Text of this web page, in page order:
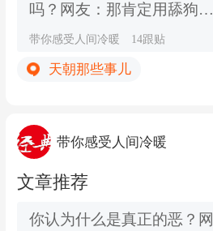
吗？网友：那肯定用舔狗的
态度啊，越看不起越舔
带你感受人间冷暖 14跟贴
天朝那些事儿
带你感受人间冷暖
文章推荐
你认为什么是真正的恶？网